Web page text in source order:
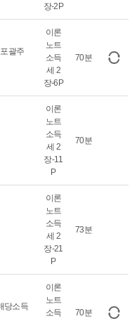
장-2P
괄주
이론
노트
소득
세 2
장-6P
70분
이론
노트
소득
세 2
장-11
P
70분
이론
노트
소득
세 2
장-21
P
73분
당소득
이론
노트
소득
70분